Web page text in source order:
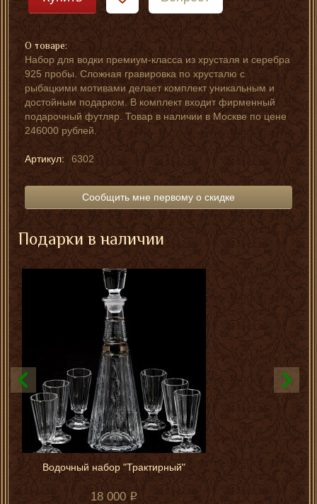
О товаре:
Набор для водки премиум-класса из хрусталя и серебра
925 пробы. Сложная гравировка по хрусталю с
рыбацкими мотивами делает комплект уникальным и
достойным подарком. В комплект входит фирменный
подарочный футляр. Товар в наличии в Москве по цене
246000 рублей.
Артикул: 6302
Сообщить мне первому о скидке
Подарки в наличии
Водочный набор "Трактирный"
18 000